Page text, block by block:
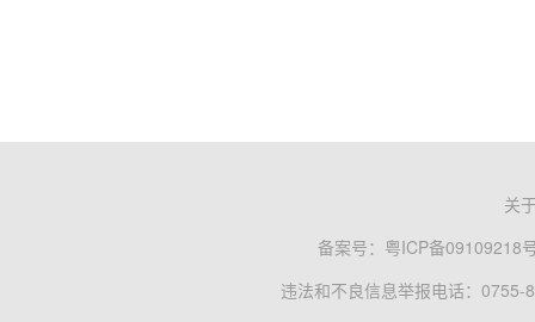
关
备案号： 粤ICP备09109218
违法和不良信息举报电话：0755-